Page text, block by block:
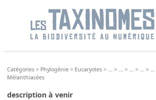
Catégories > Phylogénie > Eucaryotes > > > > >
Mélanthiacées
description à venir